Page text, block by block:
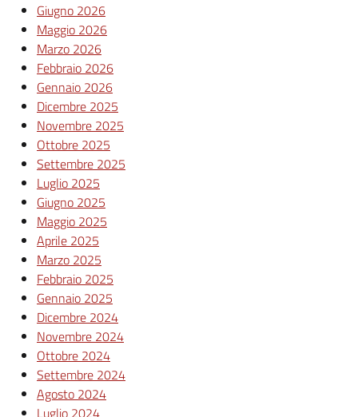
Giugno 2026
Maggio 2026
Marzo 2026
Febbraio 2026
Gennaio 2026
Dicembre 2025
Novembre 2025
Ottobre 2025
Settembre 2025
Luglio 2025
Giugno 2025
Maggio 2025
Aprile 2025
Marzo 2025
Febbraio 2025
Gennaio 2025
Dicembre 2024
Novembre 2024
Ottobre 2024
Settembre 2024
Agosto 2024
Luglio 2024